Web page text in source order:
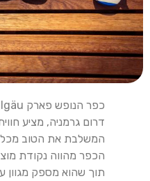
דרום גרמניה, מציע
המשלבת את הטוב מכל
הכפר מהווה נקודת
תוך שהוא מספק מגוון